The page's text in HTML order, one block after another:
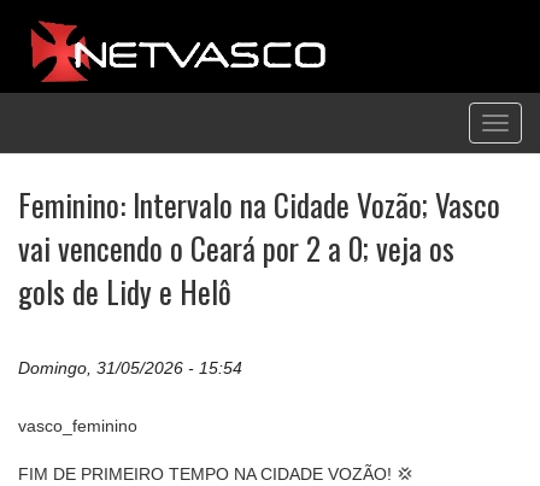
Feminino: Intervalo na Cidade Vozão; Vasco
vai vencendo o Ceará por 2 a 0; veja os
gols de Lidy e Helô
Domingo, 31/05/2026 - 15:54
vasco_feminino
FIM DE PRIMEIRO TEMPO NA CIDADE VOZÃO! 💢